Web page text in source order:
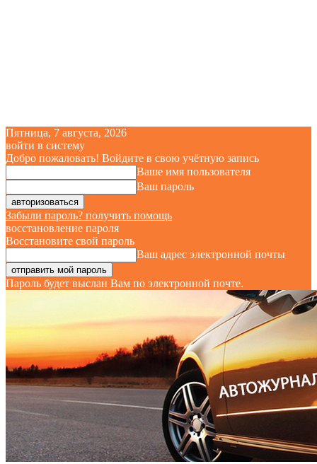
Пятница, 7 августа, 2026
войти в систему
Добро пожаловать! Войдите в свою учётную запись
Ваше имя пользователя
Ваш пароль
Забыли пароль? получить помощь
восстановление пароля
Восстановите свой пароль
Ваш адрес электронной почты
Пароль будет выслан Вам по электронной почте.